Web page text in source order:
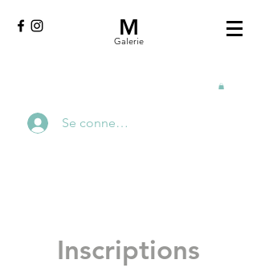
M
Galerie
Se connecter
Inscriptions